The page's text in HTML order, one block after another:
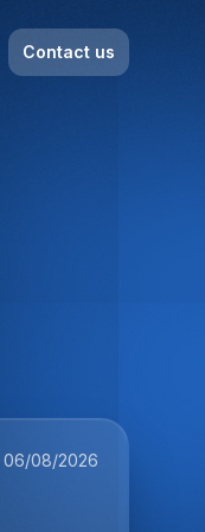
Contact us
06/08/2026